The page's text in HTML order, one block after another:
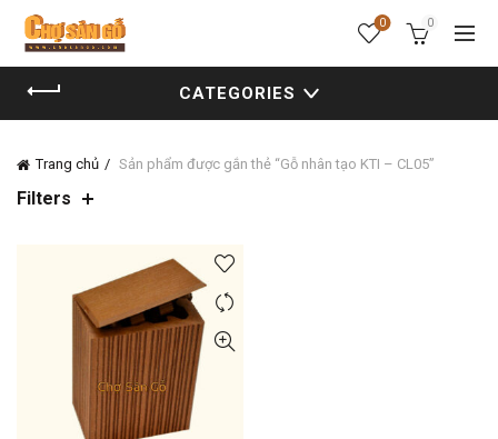
0 0
CATEGORIES
Trang chủ Sản phẩm được gắn thẻ “Gỗ nhân tạo KTI – CL05”
Filters